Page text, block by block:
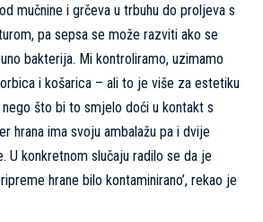
mučnine i grčeva u trbuhu do proljeva s
pa sepsa se može razviti ako se
bakterija. Mi kontroliramo, uzimamo
i košarica – ali to je više za estetiku
nego što bi to smjelo doći u kontakt s
hrana ima svoju ambalažu pa i dvije
U konkretnom slučaju radilo se da je
hrane bilo kontaminirano’, rekao je